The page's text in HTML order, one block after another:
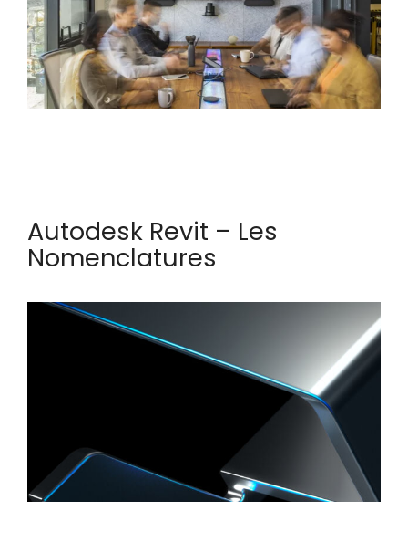
Autodesk Revit – Les
Nomenclatures